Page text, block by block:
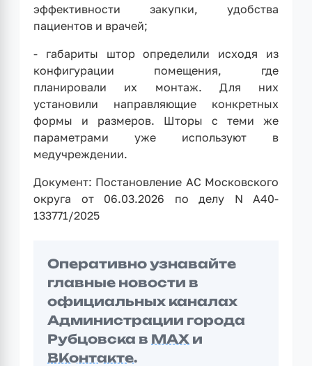
эффективности закупки, удобства
пациентов и врачей;
- габариты штор определили исходя из
конфигурации помещения, где
планировали их монтаж. Для них
установили направляющие конкретных
формы и размеров. Шторы с теми же
параметрами уже используют в
медучреждении.
Документ: Постановление АС Московского
округа от 06.03.2026 по делу N А40-
133771/2025
Оперативно узнавайте
главные новости в
официальных каналах
Администрации города
Рубцовска в MAX и
ВКонтакте.